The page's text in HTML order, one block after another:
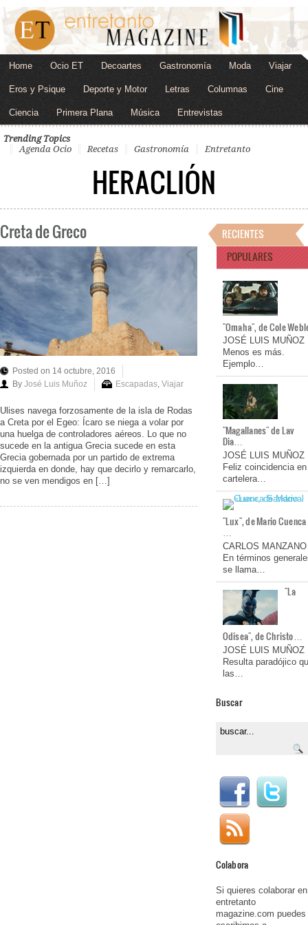
Home Ocio ET Decoartes Gastronomía Moda Viajar
Eros y Psique Deporte y Motor Letras Columnas Cine
Ciencia Primera Plana Música Entrevistas
Trending Topics
Agenda Ocio
Recetas Gastronomía Entretanto
HERACLIÓN
Creta de Greco
Posted on 14 octubre, 2016
By José Luis Muñoz Escapadas, Viajar
Ulises navega forzosamente de la isla de Rodas
a Creta por el Egeo: Ícaro se niega a volar por
una huelga de controladores aéreos. Lo que no
sucede en la antigua Grecia sucede en esta
Grecia gobernada por un partido de extrema
izquierda en donde, hay que decirlo y remarcarlo,
no se ven mendigos en […]
RECIENTES
POPULARES
"Omaha", de Cole
JOSÉ LUIS MUÑOZ
Menos es más.
Ejemplo…
"Magallanes" de Lav
Dia…
JOSÉ LUIS MUÑOZ
Feliz coincidencia en
cartelera…
"Lux", de Mario Cuenca
…
CARLOS MANZANO
En términos
se llama…
"La
Odisea", de Christo…
JOSÉ LUIS MUÑOZ
Resulta paradójico
las…
Buscar
Colabora
Si quieres colaborar en
entretanto
magazine.com puedes